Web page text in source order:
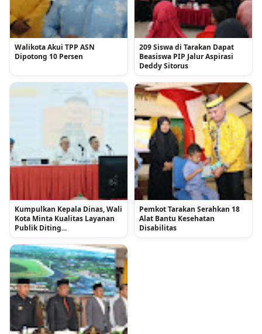
Walikota Akui TPP ASN
Dipotong 10 Persen
209 Siswa di Tarakan Dapat
Beasiswa PIP Jalur Aspirasi
Deddy Sitorus
Kumpulkan Kepala Dinas, Wali
Kota Minta Kualitas Layanan
Publik Diting...
Pemkot Tarakan Serahkan 18
Alat Bantu Kesehatan
Disabilitas